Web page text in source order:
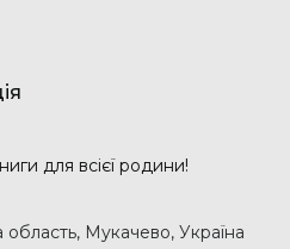
для всієї родини!
Мукачево, Україна